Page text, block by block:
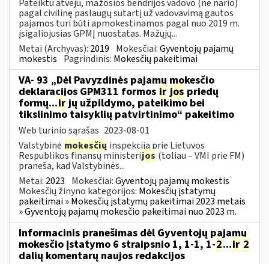
Pateiktu atveju, mažosios bendrijos vadovo (ne nario)
pagal civilinę paslaugų sutartį už vadovavimą gautos
pajamos turi būti apmokestinamos pagal nuo 2019 m.
įsigaliojusias GPMĮ nuostatas. Mažųjų...
Metai (Archyvas): 2019 Mokesčiai:Gyventojų pajamų
mokestis Pagrindinis: Mokesčių pakeitimai
VA- 93 „Dėl Pavyzdinės pajamų mokesčio
deklaracijos GPM311 formos ir jos priedų
formų...irjų užpildymo, pateikimo bei
tikslinimo taisyklių patvirtinimo“ pakeitimo
Web turinio sąrašas 2023-08-01
Valstybinė mokesčių inspekcija prie Lietuvos
Respublikos finansų ministerijos (toliau – VMI prie FM)
praneša, kad Valstybinės...
Metai: 2023 Mokesčiai:Gyventojų pajamų mokestis
Mokesčių žinyno kategorijos: Mokesčių įstatymų
pakeitimai » Mokesčių įstatymų pakeitimai 2023 metais
» Gyventojų pajamų mokesčio pakeitimai nuo 2023 m.
Informacinis pranešimas dėl Gyventojų pajamų
mokesčio įstatymo 6 straipsnio 1, 1-1, 1-2...ir 2
dalių komentarų naujos redakcijos